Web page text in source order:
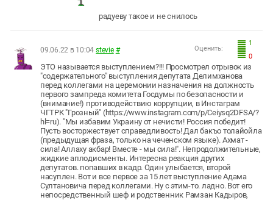
радуеву такое и не снилось
1
0
Оценить:
09.06.22 в 10:04 stevie #
ЭТО называется выступлением?!!! Просмотрел отрывок из
"содержательного" выступления депутата Делимханова
перед коллегами на церемонии назначения на должность
первого зампреда комитета Госдумы по безопасности и
(внимание!) противодействию коррупции, в Инстаграм
ЧГТРК "Грозный" (https://www.instagram.com/p/Ceiysq2DFSA/?
hl=ru). "Мы избавим Украину от нечисти! Россия победит!
Пусть восторжествует справедливость! Дал бакъо толайойла
(предыдущая фраза, только на чеченском языке). Ахмат -
сила! Аллаху акбар! Вместе - мы сила!". Непродолжительные,
жидкие аплодисменты. Интересна реакция других
депутатов. попавших в кадр. Один улыбается, второй
насуплен. Вот и все первое за 15 лет выступление Адама
Султановича перед коллегами. Ну с этим-то. ладно. Вот его
непосредственный шеф и родственник Рамзан Кадыров,